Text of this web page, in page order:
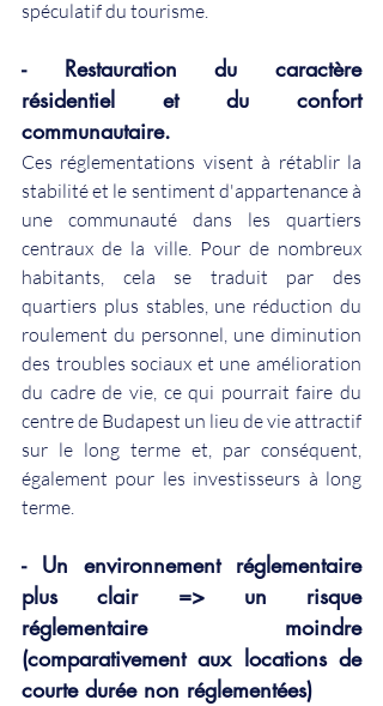
spéculatif du tourisme.
- Restauration du caractère
résidentiel et du confort
communautaire.
Ces réglementations visent à rétablir la
stabilité et le sentiment d'appartenance à
une communauté dans les quartiers
centraux de la ville. Pour de nombreux
habitants, cela se traduit par des
quartiers plus stables, une réduction du
roulement du personnel, une diminution
des troubles sociaux et une amélioration
du cadre de vie, ce qui pourrait faire du
centre de Budapest un lieu de vie attractif
sur le long terme et, par conséquent,
également pour les investisseurs à long
terme.
- Un environnement réglementaire
plus clair => un risque
réglementaire moindre
(comparativement aux locations de
courte durée non réglementées)